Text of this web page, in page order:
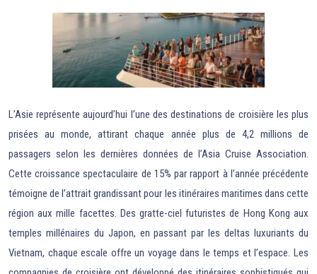
L’Asie représente aujourd’hui l’une des destinations de croisière les plus
prisées au monde, attirant chaque année plus de 4,2 millions de
passagers selon les dernières données de l’Asia Cruise Association.
Cette croissance spectaculaire de 15% par rapport à l’année précédente
témoigne de l’attrait grandissant pour les itinéraires maritimes dans cette
région aux mille facettes. Des gratte-ciel futuristes de Hong Kong aux
temples millénaires du Japon, en passant par les deltas luxuriants du
Vietnam, chaque escale offre un voyage dans le temps et l’espace. Les